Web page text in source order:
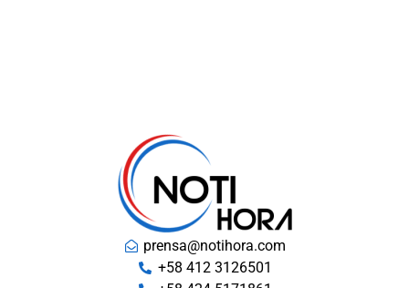
prensa@notihora.com
+58 412 3126501